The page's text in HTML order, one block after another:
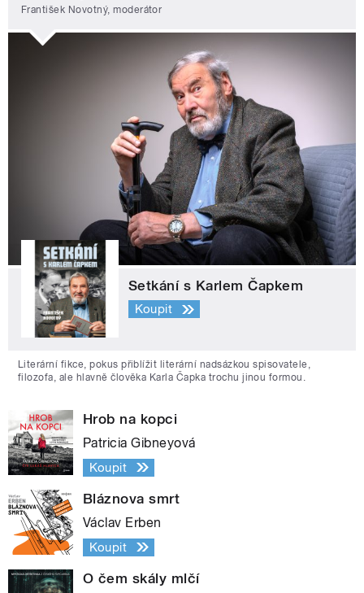
František Novotný, moderátor
Setkání s Karlem Čapkem
Koupit
Literární fikce, pokus přiblížit literární nadsázkou spisovatele,
filozofa, ale hlavně člověka Karla Čapka trochu jinou formou.
Hrob na kopci
Patricia Gibneyová
Koupit
Bláznova smrt
Václav Erben
Koupit
O čem skály mlčí